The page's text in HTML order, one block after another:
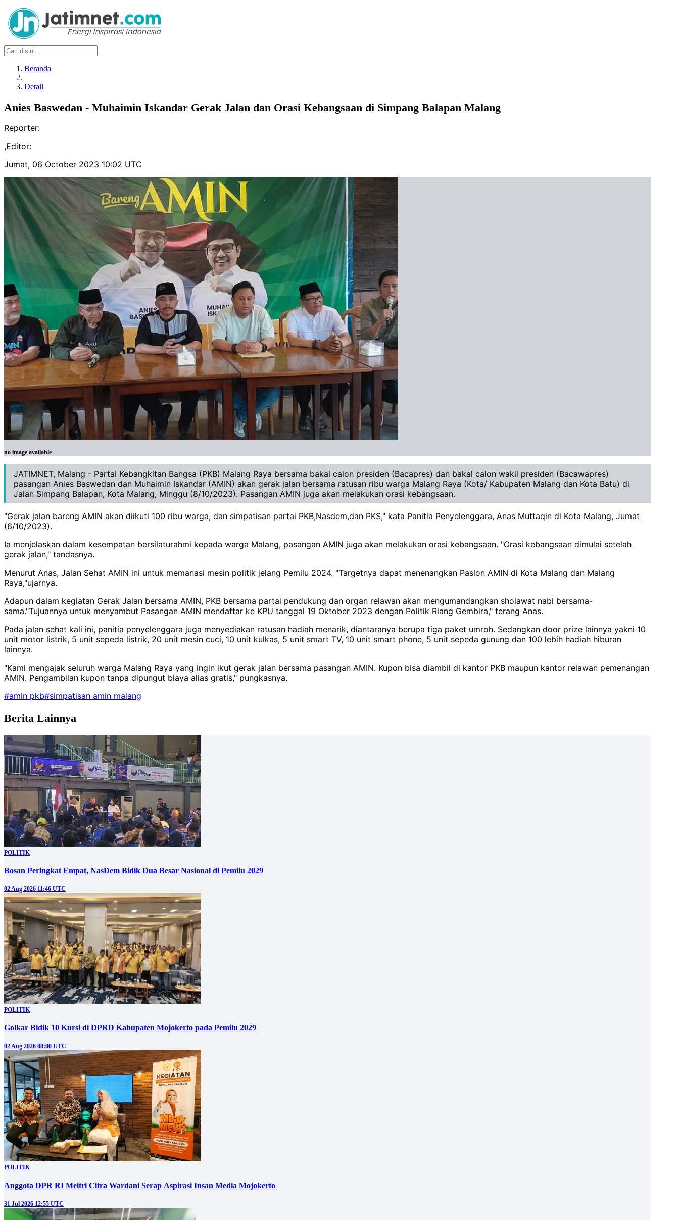
Beranda
Detail
Anies Baswedan - Muhaimin Iskandar Gerak Jalan dan Orasi Kebangsaan di Simpang Balapan Malang
Reporter:
,Editor:
Jumat, 06 October 2023 10:02 UTC
no image available
JATIMNET, Malang - Partai Kebangkitan Bangsa (PKB) Malang Raya bersama bakal calon presiden (Bacapres) dan bakal calon wakil presiden (Bacawapres)
pasangan Anies Baswedan dan Muhaimin Iskandar (AMIN) akan gerak jalan bersama ratusan ribu warga Malang Raya (Kota/ Kabupaten Malang dan Kota Batu) di
Jalan Simpang Balapan, Kota Malang, Minggu (8/10/2023). Pasangan AMIN juga akan melakukan orasi kebangsaan.
"Gerak jalan bareng AMIN akan diikuti 100 ribu warga, dan simpatisan partai PKB,Nasdem,dan PKS," kata Panitia Penyelenggara, Anas Muttaqin di Kota Malang, Jumat
(6/10/2023).
Ia menjelaskan dalam kesempatan bersilaturahmi kepada warga Malang, pasangan AMIN juga akan melakukan orasi kebangsaan. "Orasi kebangsaan dimulai setelah
gerak jalan," tandasnya.
Menurut Anas, Jalan Sehat AMIN ini untuk memanasi mesin politik jelang Pemilu 2024. "Targetnya dapat menenangkan Paslon AMIN di Kota Malang dan Malang
Raya,"ujarnya.
Adapun dalam kegiatan Gerak Jalan bersama AMIN, PKB bersama partai pendukung dan organ relawan akan mengumandangkan sholawat nabi bersama-
sama."Tujuannya untuk menyambut Pasangan AMIN mendaftar ke KPU tanggal 19 Oktober 2023 dengan Politik Riang Gembira," terang Anas.
Pada jalan sehat kali ini, panitia penyelenggara juga menyediakan ratusan hadiah menarik, diantaranya berupa tiga paket umroh. Sedangkan door prize lainnya yakni 10
unit motor listrik, 5 unit sepeda listrik, 20 unit mesin cuci, 10 unit kulkas, 5 unit smart TV, 10 unit smart phone, 5 unit sepeda gunung dan 100 lebih hadiah hiburan
lainnya.
"Kami mengajak seluruh warga Malang Raya yang ingin ikut gerak jalan bersama pasangan AMIN. Kupon bisa diambil di kantor PKB maupun kantor relawan pemenangan
AMIN. Pengambilan kupon tanpa dipungut biaya alias gratis," pungkasnya.
#amin pkb#simpatisan amin malang
Berita Lainnya
POLITIK
Bosan Peringkat Empat, NasDem Bidik Dua Besar Nasional di Pemilu 2029
02 Aug 2026 11:46 UTC
POLITIK
Golkar Bidik 10 Kursi di DPRD Kabupaten Mojokerto pada Pemilu 2029
02 Aug 2026 08:00 UTC
POLITIK
Anggota DPR RI Meitri Citra Wardani Serap Aspirasi Insan Media Mojokerto
31 Jul 2026 12:55 UTC